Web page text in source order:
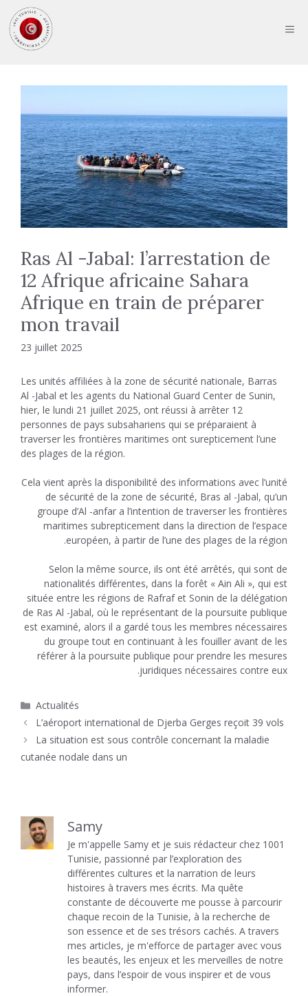
au
contenu
Ras Al -Jabal: l’arrestation de
12 Afrique africaine Sahara
Afrique en train de préparer
mon travail
23 juillet 2025
Les unités affiliées à la zone de sécurité nationale, Barras
Al -Jabal et les agents du National Guard Center de Sunin,
hier, le lundi 21 juillet 2025, ont réussi à arrêter 12
personnes de pays subsahariens qui se préparaient à
traverser les frontières maritimes ont surepticement l’une
des plages de la région.
Cela vient après la disponibilité des informations avec l’unité
de sécurité de la zone de sécurité, Bras al -Jabal, qu’un
groupe d’Al -anfar a l’intention de traverser les frontières
maritimes subrepticement dans la direction de l’espace
européen, à partir de l’une des plages de la région.
Selon la même source, ils ont été arrêtés, qui sont de
nationalités différentes, dans la forêt « Ain Ali », qui est
située entre les régions de Rafraf et Sonin de la délégation
de Ras Al -Jabal, où le représentant de la poursuite publique
est examiné, alors il a gardé tous les membres nécessaires
du groupe tout en continuant à les fouiller avant de les
référer à la poursuite publique pour prendre les mesures
juridiques nécessaires contre eux.
Catégories
Actualités
L’aéroport international de Djerba Gerges reçoit 39 vols
La situation est sous contrôle concernant la maladie
cutanée nodale dans un
Samy
Je m'appelle Samy et je suis rédacteur chez 1001
Tunisie, passionné par l’exploration des
différentes cultures et la narration de leurs
histoires à travers mes écrits. Ma quête
constante de découverte me pousse à parcourir
chaque recoin de la Tunisie, à la recherche de
son essence et de ses trésors cachés. A travers
mes articles, je m'efforce de partager avec vous
les beautés, les enjeux et les merveilles de notre
pays, dans l’espoir de vous inspirer et de vous
informer.